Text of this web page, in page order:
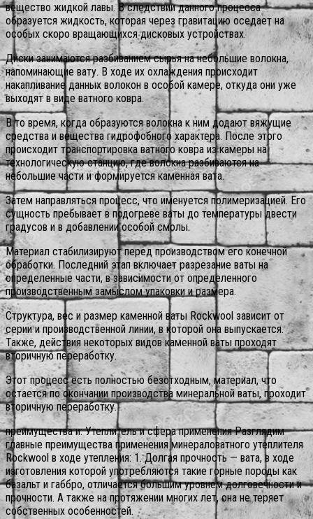
вещество жидкой лавы.В следствии данного процесса
образуется жидкость, которая через гравитацию оседает на
особых скоро вращающихся дисковых устройствах.
Диски занимаются разбиванием сырья на небольшие волокна,
напоминающие вату. В ходе их охлаждения происходит
накапливание данных волокон в особой камере, откуда они уже
выходят в виде ватного ковра.
В то время, когда образуются волокна к ним додают вяжущие
средства и вещества гидрофобного характера. После этого
происходит транспортировка ватного ковра из камеры на
технологическую станцию, где волокна разбиваются на
небольшие части и формируется каменная вата.
Затем направляться процесс, что именуется полимеризацией. Его
сущность пребывает в подогреве ваты до температуры двести
градусов и в добавлении особой смолы.
Материал стабилизируют перед производством его конечной
обработки. Последний этап включает разрезание ваты на
определенные части, в зависимости от определенного
производственным замыслом упаковки и размера.
Структура, вес и размер каменной ваты Rockwool зависит от
серии и производственной линии, в которой она выпускается.
Также, действия некоторых видов каменной ваты проходят
вторичную переработку.
Этот процесс есть полностью безотходным, материал, что
остается по окончании производства минеральной ваты, проходит
вторичную переработку.
преимущества и: Утеплитель и сфера применения Разглядим
главные преимущества применения минераловатного утеплителя
Rockwool в ходе утепления: 1. Долгая прочность — вата, в ходе
изготовления которой употребляются такие горные породы как
базальт и габбро, отличается большим уровнем долговечности и
прочности. А также на протяжении многих лет, она не теряет
собственных особенностей.